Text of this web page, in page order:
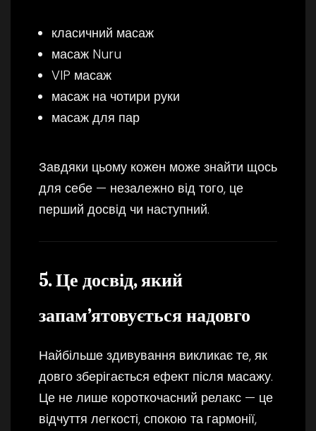
класичний масаж
масаж Nuru
VIP масаж
масаж на чотири руки
масаж для пар
Завдяки цьому кожен може знайти щось
для себе — незалежно від того, це
перший досвід чи наступний.
5. Це досвід, який
запам’ятовується надовго
Найбільше здивування викликає те, як
довго зберігається ефект після масажу.
Це не лише короткочасний релакс — це
відчуття легкості, спокою та гармонії,